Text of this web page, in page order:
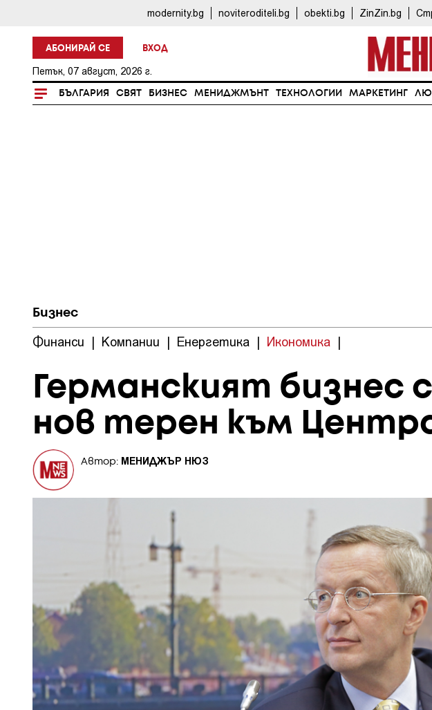
modernity.bg noviteroditeli.bg obekti.bg ZinZin.bg
АБОНИРАЙ СЕ ВХОД
Петък, 07 август, 2026 г.
БЪЛГАРИЯ СВЯТ БИЗНЕС МЕНИДЖМЪНТ ТЕХНОЛОГИИ МАРКЕТИНГ
Бизнес
Финанси | Компании | Енергетика | Икономика |
Германският бизнес
нов терен към
Автор: МЕНИДЖЪР НЮЗ